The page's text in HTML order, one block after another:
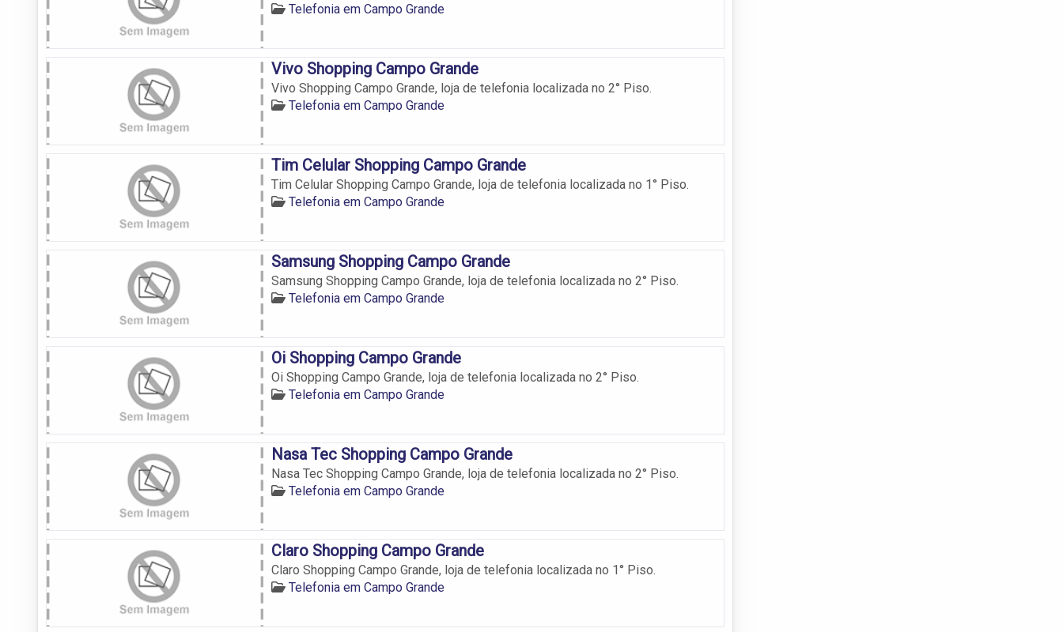
Telefonia em Campo Grande
Vivo Shopping Campo Grande
Vivo Shopping Campo Grande, loja de telefonia localizada no 2° Piso.
Telefonia em Campo Grande
Tim Celular Shopping Campo Grande
Tim Celular Shopping Campo Grande, loja de telefonia localizada no 1° Piso.
Telefonia em Campo Grande
Samsung Shopping Campo Grande
Samsung Shopping Campo Grande, loja de telefonia localizada no 2° Piso.
Telefonia em Campo Grande
Oi Shopping Campo Grande
Oi Shopping Campo Grande, loja de telefonia localizada no 2° Piso.
Telefonia em Campo Grande
Nasa Tec Shopping Campo Grande
Nasa Tec Shopping Campo Grande, loja de telefonia localizada no 2° Piso.
Telefonia em Campo Grande
Claro Shopping Campo Grande
Claro Shopping Campo Grande, loja de telefonia localizada no 1° Piso.
Telefonia em Campo Grande